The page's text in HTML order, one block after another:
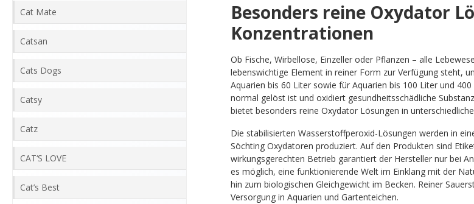
Cat Mate
Catsan
Cats Dogs
Catsy
Catz
CAT‘S LOVE
Cat’s Best
Besonders reine Oxydator
Konzentrationen
Ob Fische, Wirbellose, Einzeller oder Pflanzen – alle
lebenswichtige Element in reiner Form zur Verfügung steht,
Aquarien bis 60 Liter sowie für Aquarien bis 100 Liter und
normal gelöst ist und oxidiert gesundheitsschädliche
bietet besonders reine Oxydator Lösungen in
Die stabilisierten Wasserstoffperoxid-Lösungen werden in
Söchting Oxydatoren produziert. Auf den Produkten sind
wirkungsgerechten Betrieb garantiert der Hersteller nur bei
es möglich, eine funktionierende Welt im Einklang mit der
hin zum biologischen Gleichgewicht im Becken. Reiner
Versorgung in Aquarien und Gartenteichen.